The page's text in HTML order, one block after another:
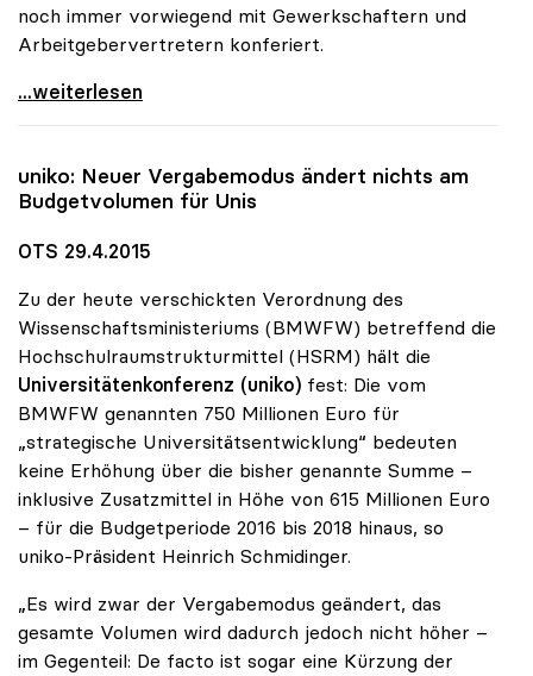
noch immer vorwiegend mit Gewerkschaftern und
Arbeitgebervertretern konferiert.
Unis sind „Magneten der Neuzuwanderung\"
...weiterlesen
uniko: Neuer Vergabemodus ändert nichts am
Budgetvolumen für Unis
OTS 29.4.2015
Zu der heute verschickten Verordnung des
Wissenschaftsministeriums (BMWFW) betreffend die
Hochschulraumstrukturmittel (HSRM) hält die
Universitätenkonferenz (uniko) fest: Die vom
BMWFW genannten 750 Millionen Euro für
„strategische Universitätsentwicklung“ bedeuten
keine Erhöhung über die bisher genannte Summe –
inklusive Zusatzmittel in Höhe von 615 Millionen Euro
– für die Budgetperiode 2016 bis 2018 hinaus, so
uniko-Präsident Heinrich Schmidinger.
„Es wird zwar der Vergabemodus geändert, das
gesamte Volumen wird dadurch jedoch nicht höher –
im Gegenteil: De facto ist sogar eine Kürzung der